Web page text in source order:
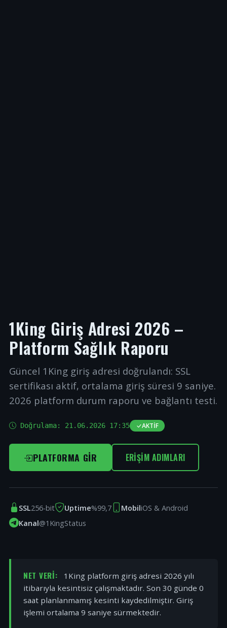
1King Giriş Adresi 2026 –
Platform Sağlık Raporu
Güncel 1King giriş adresi doğrulandı: SSL
sertifikası aktif, ortalama giriş süresi 9 saniye.
2026 platform durum raporu ve bağlantı testi.
Doğrulama: 21.06.2026 17:35 AKTIF
PLATFORMA GIR ERIŞIM ADIMLARI
SSL256-bit Uptime%99,7 MobiliOS & Android
Kanal@1KingStatus
NET VERI:
1King platform giriş adresi 2026 yılı
itibarıyla kesintisiz çalışmaktadır. Son 30 günde 0
saat planlanmamış kesinti kaydedilmiştir. Giriş
işlemi ortalama 9 saniye sürmektedir.